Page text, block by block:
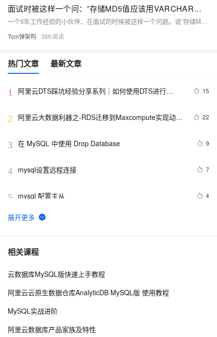
面试时被这样一个问：”存储MD5值应该用VARCHAR还是用CHAR？
一个5年工作经验的小伙伴，在面试的时候被这样一个问题。说”存储MD5值应该用VARCHAR还是用CHAR“，他一时间不只如何选择，感觉用VARCHAR也可以，用CHAR也行。希望我来帮忙分析一下。
Tom弹架构 389
热门文章 最新文章
1
阿里云DTS踩坑经验分享系列｜如何使用DTS进行
15
2
阿里云大数据利器之-RDS迁移到Maxcompute实现动态
22
3 在 MySQL 中使用 Drop Database 9
4 mysql设置远程连接 7
5 mysql 配置主从 4
6 mysql 更改root密码
7 PostgreSQL\MySQL比较
8 Percona Server for MySQL 5.6.10-60.2发布
10查询MySQL运行状况
相关课程
云数据库MySQL版快速上手教程
阿里云云原生数据仓库AnalyticDB MySQL版 使用教程
MySQL实战进阶
阿里云数据库产品家族及特性